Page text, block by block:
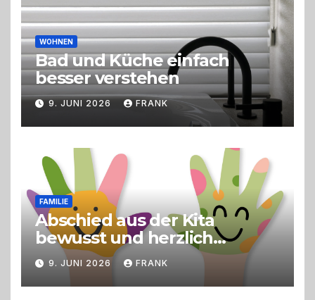
WOHNEN
Bad und Küche einfach
besser verstehen
9. JUNI 2026 FRANK
FAMILIE
Abschied aus der Kita
bewusst und herzlich
gestalten
9. JUNI 2026 FRANK